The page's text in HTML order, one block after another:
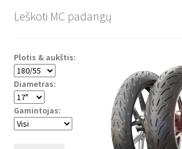
Leškoti MC padangų
Plotis & aukštis:
Diametras:
Gamintojas: